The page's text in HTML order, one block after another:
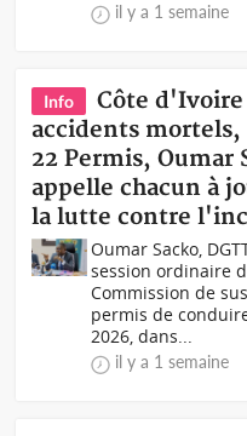
il y a 1 semaine
Info
Côte d'Ivoire
accidents
22 Permis, Oumar
appelle chacun à
la lutte contre
Oumar Sacko,
session ordinaire
Commission de
permis de
2026, dans...
il y a 1 semaine